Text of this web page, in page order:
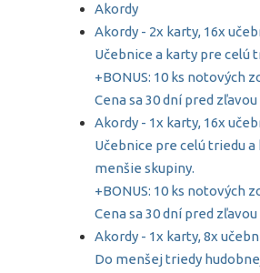
Akordy
Akordy - 2x karty, 16x
Učebnice a karty pre celú
+BONUS: 10 ks notových
Cena sa 30 dní pred
Akordy - 1x karty, 16x
Učebnice pre celú triedu
menšie skupiny.
+BONUS: 10 ks notových
Cena sa 30 dní pred
Akordy - 1x karty, 8x
Do menšej triedy